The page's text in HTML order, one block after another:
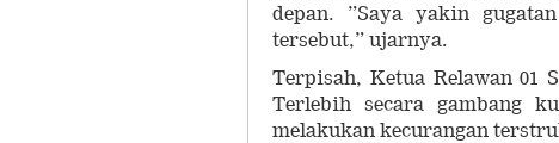
depan. ”Saya yakin
tersebut,” ujarnya.
Terpisah, Ketua Relawan 01
Terlebih secara gambang
melakukan kecurangan